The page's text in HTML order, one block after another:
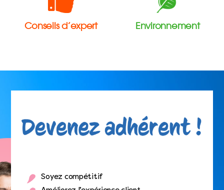
Conseils d’expert Environnement
Soyez compétitif